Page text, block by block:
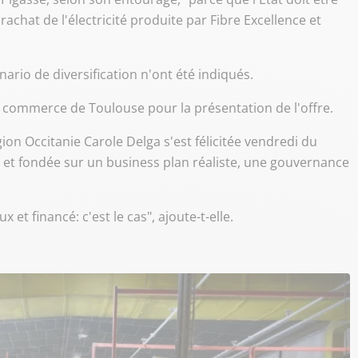
de l'électricité produite par Fibre Excellence et
de diversification n'ont été indiqués.
de Toulouse pour la présentation de l'offre.
Occitanie Carole Delga s'est félicitée vendredi du
fondée sur un business plan réaliste, une gouvernance
et financé: c'est le cas", ajoute-t-elle.